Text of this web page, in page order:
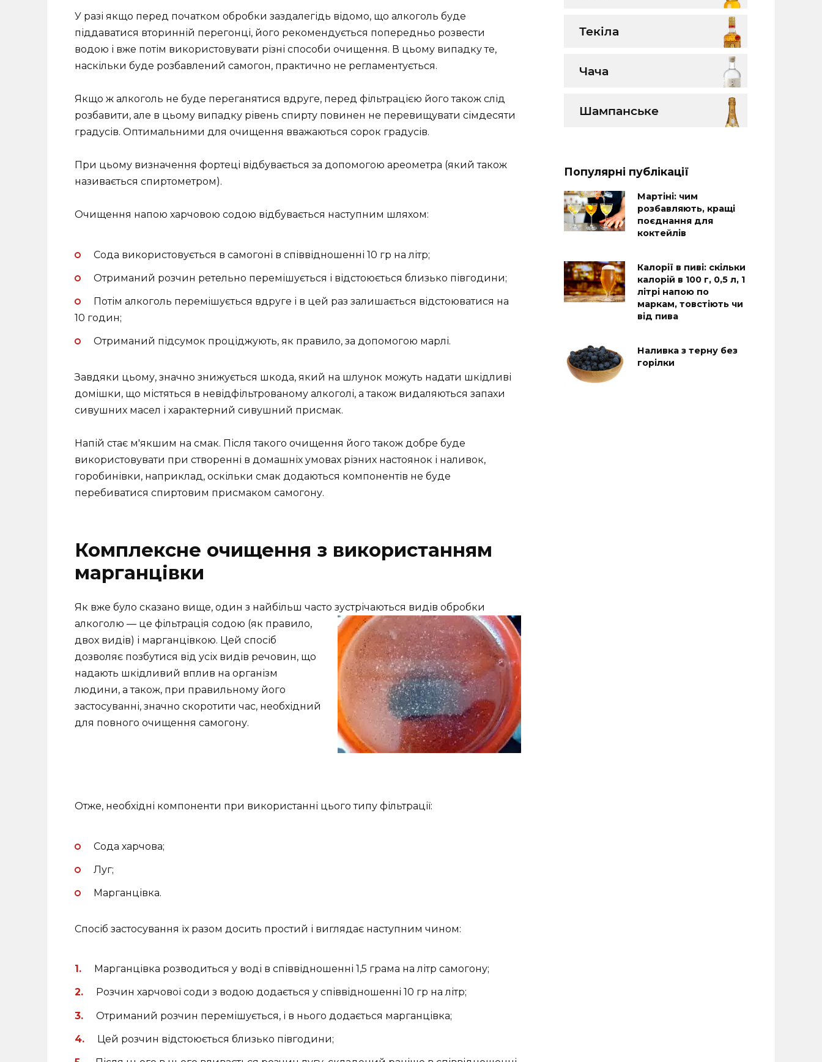
У разі якщо перед початком обробки заздалегідь відомо, що алкоголь буде
піддаватися вторинній перегонці, його рекомендується попередньо розвести
водою і вже потім використовувати різні способи очищення. В цьому випадку те,
наскільки буде розбавлений самогон, практично не регламентується.
Якщо ж алкоголь не буде переганятися вдруге, перед фільтрацією його також слід
розбавити, але в цьому випадку рівень спирту повинен не перевищувати сімдесяти
градусів. Оптимальними для очищення вважаються сорок градусів.
При цьому визначення фортеці відбувається за допомогою ареометра (який також
називається спиртометром).
Очищення напою харчовою содою відбувається наступним шляхом:
Сода використовується в самогоні в співвідношенні 10 гр на літр;
Отриманий розчин ретельно перемішується і відстоюється близько півгодини;
Потім алкоголь перемішується вдруге і в цей раз залишається відстоюватися на
10 годин;
Отриманий підсумок проціджують, як правило, за допомогою марлі.
Завдяки цьому, значно знижується шкода, який на шлунок можуть надати шкідливі
домішки, що містяться в невідфільтрованому алкоголі, а також видаляються запахи
сивушних масел і характерний сивушний присмак.
Напій стає м'якшим на смак. Після такого очищення його також добре буде
використовувати при створенні в домашніх умовах різних настоянок і наливок,
горобинівки, наприклад, оскільки смак додаються компонентів не буде
перебиватися спиртовим присмаком самогону.
Комплексне очищення з використанням
марганцівки
Як вже було сказано вище, один з найбільш часто зустрічаються видів обробки
алкоголю — це фільтрація содою (як правило,
двох видів) і марганцівкою. Цей спосіб
дозволяє позбутися від усіх видів речовин, що
надають шкідливий вплив на організм
людини, а також, при правильному його
застосуванні, значно скоротити час, необхідний
для повного очищення самогону.
Отже, необхідні компоненти при використанні цього типу фільтрації:
Сода харчова;
Луг;
Марганцівка.
Спосіб застосування їх разом досить простий і виглядає наступним чином:
Марганцівка розводиться у воді в співвідношенні 1,5 грама на літр самогону;
Розчин харчової соди з водою додається у співвідношенні 10 гр на літр;
Отриманий розчин перемішується, і в нього додається марганцівка;
Цей розчин відстоюється близько півгодини;
Текіла
Чача
Шампанське
Популярні публікації
Мартіні: чим
розбавляють, кращі
поєднання для
коктейлів
Калорії в пиві: скільки
калорій в 100 г, 0,5 л, 1
літрі напою по
маркам, товстіють чи
від пива
Наливка з терну без
горілки